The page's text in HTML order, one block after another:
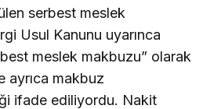
serbest meslek
Usul Kanunu uyarınca
meslek makbuzu” olarak
ayrıca makbuz
ifade ediliyordu. Nakit